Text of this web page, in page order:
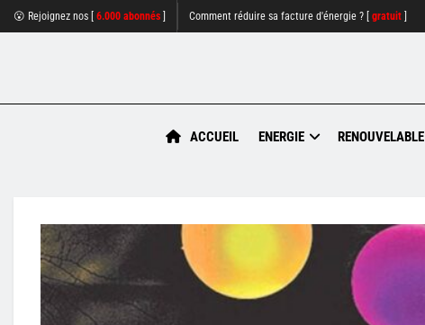
😮 Rejoignez nos [ 6.000 abonnés Comment réduire sa facture d'énergie ? [ gratuit
ACCUEIL ENERGIE RENOUVELABLE